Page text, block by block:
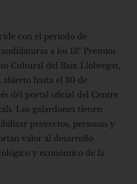
con el periodo de
a los 13º Premios
Cultural del Baix Llobregat,
hasta el 30 de
del portal oficial del Centre
Los galardones tienen
proyectos, personas y
valor al desarrollo
y económico de la